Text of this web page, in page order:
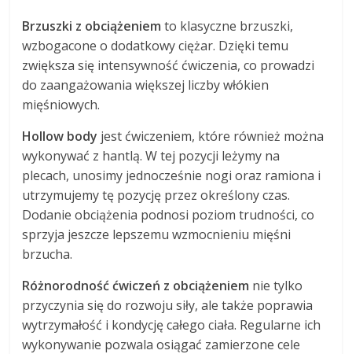
Brzuszki z obciążeniem to klasyczne brzuszki,
wzbogacone o dodatkowy ciężar. Dzięki temu
zwiększa się intensywność ćwiczenia, co prowadzi
do zaangażowania większej liczby włókien
mięśniowych.
Hollow body jest ćwiczeniem, które również można
wykonywać z hantlą. W tej pozycji leżymy na
plecach, unosimy jednocześnie nogi oraz ramiona i
utrzymujemy tę pozycję przez określony czas.
Dodanie obciążenia podnosi poziom trudności, co
sprzyja jeszcze lepszemu wzmocnieniu mięśni
brzucha.
Różnorodność ćwiczeń z obciążeniem nie tylko
przyczynia się do rozwoju siły, ale także poprawia
wytrzymałość i kondycję całego ciała. Regularne ich
wykonywanie pozwala osiągać zamierzone cele